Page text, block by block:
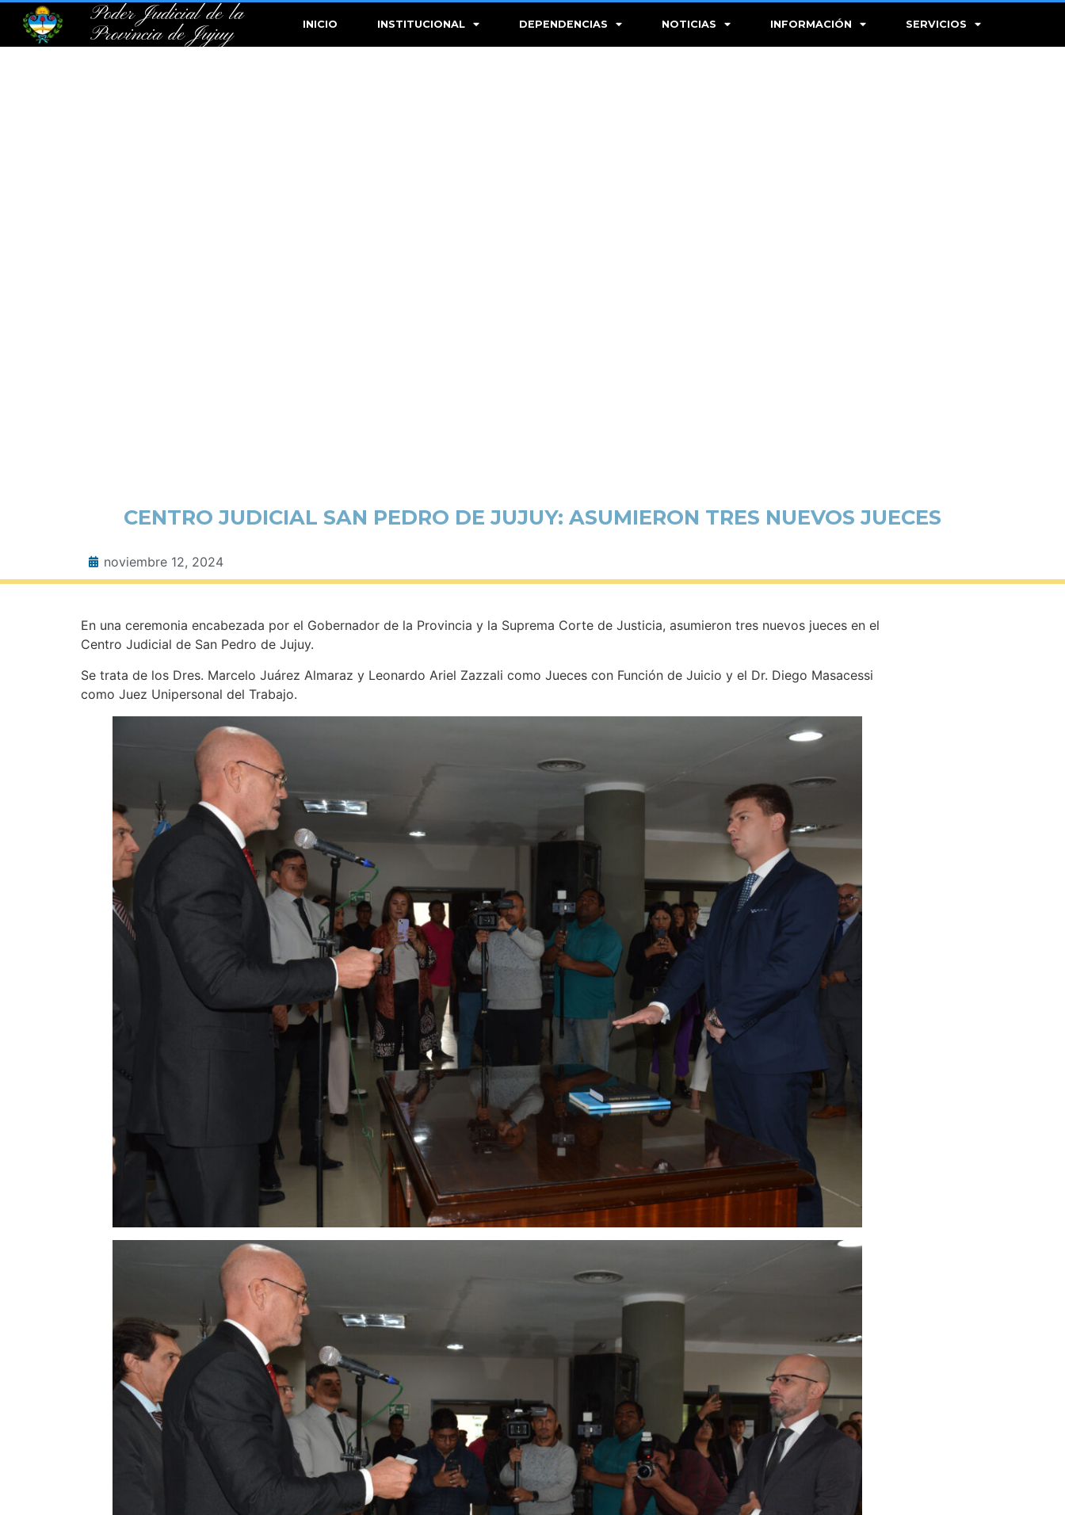
Poder Judicial de la
Provincia de Jujuy
INICIO INSTITUCIONAL DEPENDENCIAS NOTICIAS INFORMACIÓN SERVICIOS
CENTRO JUDICIAL SAN PEDRO DE JUJUY: ASUMIERON TRES NUEVOS JUECES
noviembre 12, 2024
En una ceremonia encabezada por el Gobernador de la Provincia y la Suprema Corte de Justicia, asumieron tres nuevos jueces en el
Centro Judicial de San Pedro de Jujuy.
Se trata de los Dres. Marcelo Juárez Almaraz y Leonardo Ariel Zazzali como Jueces con Función de Juicio y el Dr. Diego Masacessi
como Juez Unipersonal del Trabajo.